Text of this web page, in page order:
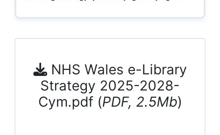
NHS Wales e-Library
Strategy 2025-2028-
Cym.pdf (PDF, 2.5Mb)